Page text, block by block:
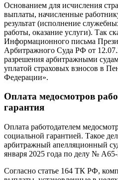
Основанием для исчисления
выплаты, начисленные
результат (исполнение
работы, оказание услуги). Так
Информационного письма
Арбитражного Суда РФ от
разрешения арбитражными
уплатой страховых взносов в
Федерации».
Оплата медосмотров
гарантия
Оплата работодателем
социальной гарантией. Такое
арбитражный апелляционный
января 2025 года по делу №
Согласно статье 164 ТК РФ,